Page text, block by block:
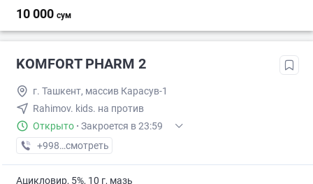
10 000 сум
KOMFORT PHARM 2
г. Ташкент, массив Карасув-1
Rahimov. kids. на против
Открыто · Закроется в 23:59
+998 (99) XXX-XX-XX
смотреть
Ацикловир, 5%, 10 г, мазь